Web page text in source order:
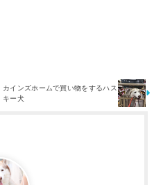
カインズホームで買い物をするハス
キー犬